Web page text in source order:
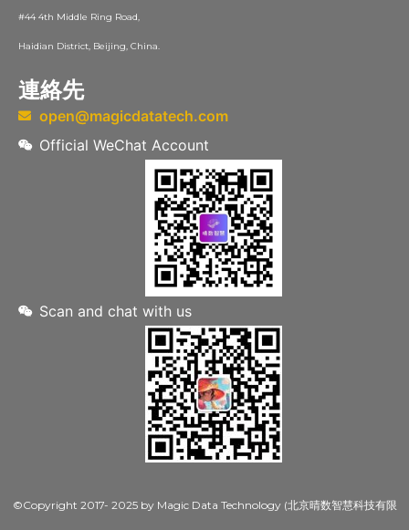
#44 4th Middle Ring Road,
Haidian District, Beijing, China.
連絡先
open@magicdatatech.com
Official WeChat Account
Scan and chat with us
©Copyright 2017- 2025 by Magic Data Technology (北京晴数智慧科技有限